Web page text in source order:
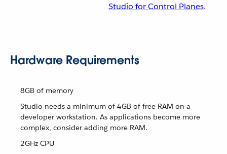
Studio for Control Planes.
Hardware Requirements
8GB of memory
Studio needs a minimum of 4GB of free RAM on a
developer workstation. As applications become more
complex, consider adding more RAM.
2GHz CPU